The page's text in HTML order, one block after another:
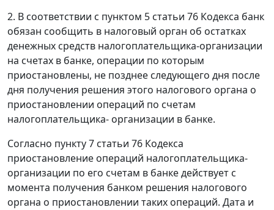
2. В соответствии с пунктом 5 статьи 76 Кодекса банк
обязан сообщить в налоговый орган об остатках
денежных средств налогоплательщика-организации
на счетах в банке, операции по которым
приостановлены, не позднее следующего дня после
дня получения решения этого налогового органа о
приостановлении операций по счетам
налогоплательщика- организации в банке.
Согласно пункту 7 статьи 76 Кодекса
приостановление операций налогоплательщика-
организации по его счетам в банке действует с
момента получения банком решения налогового
органа о приостановлении таких операций. Дата и